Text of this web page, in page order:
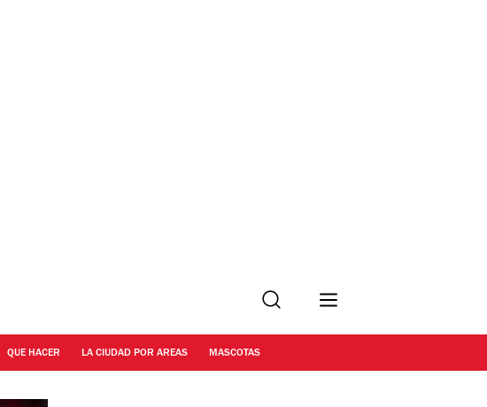
Buscar
QUE HACER LA CIUDAD POR AREAS MASCOTAS